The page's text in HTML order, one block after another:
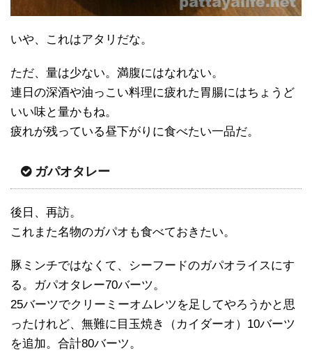
いや、これはアタリだな。
ただ、量は少ない。満腹にはなれない。
連日の深酒や油っこい料理に疲れた胃腸にはちょうど
いい味と量かもね。
疲れが残っている昼下がりに食べたい一品だ。
ガパオタレー
後日、再訪。
これまた名物のガパオも食べておきたい。
豚ミンチではなくて、シーフードのガパオライスにす
る。ガパオタレー70バーツ。
25バーツでクリーミーオムレツを足してやろうかと思
ったけれど、無難に目玉焼き（カイダーオ）10バーツ
を追加。合計80バーツ。